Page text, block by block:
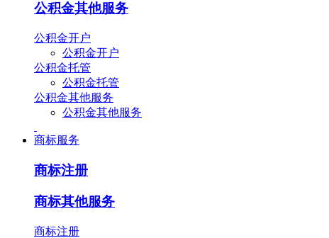
公积金其他服务
公积金开户
公积金开户
公积金托管
公积金托管
公积金其他服务
公积金其他服务
商标服务
商标注册
商标其他服务
商标注册